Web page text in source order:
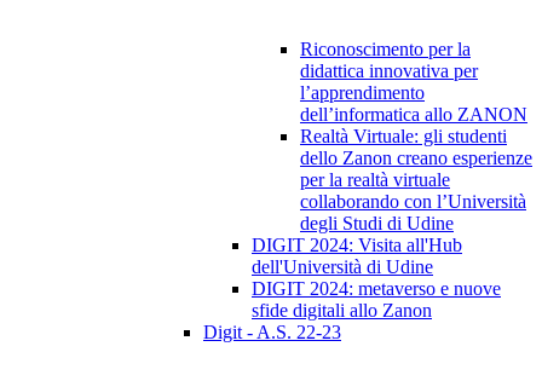
Riconoscimento per la
didattica innovativa per
l’apprendimento
dell’informatica allo ZANON
Realtà Virtuale: gli studenti
dello Zanon creano esperienze
per la realtà virtuale
collaborando con l’Università
degli Studi di Udine
DIGIT 2024: Visita all'Hub
dell'Università di Udine
DIGIT 2024: metaverso e nuove
sfide digitali allo Zanon
Digit - A.S. 22-23